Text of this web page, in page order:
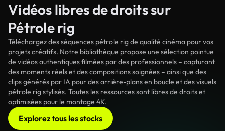
Vidéos libres de droits sur
Pétrole rig
Téléchargez des séquences pétrole rig de qualité cinéma pour vos
projets créatifs. Notre bibliothèque propose une sélection pointue
de vidéos authentiques filmées par des professionnels – capturant
des moments réels et des compositions soignées – ainsi que des
clips générés par IA pour des arrière-plans en boucle et des visuels
pétrole rig stylisés. Toutes les ressources sont libres de droits et
optimisées pour le montage 4K.
Explorez tous les stocks